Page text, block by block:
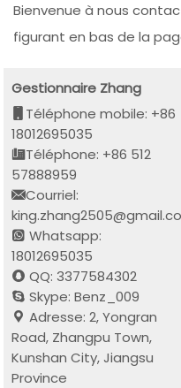
Bienvenue à nous
figurant en bas de la
Gestionnaire Zhang
Téléphone mobile: +86
18012695035
Téléphone: +86 512
57888959
Courriel:
Whatsapp:
18012695035
QQ: 3377584302
Skype: Benz_009
Adresse: 2, Yongran
Road, Zhangpu Town,
Kunshan City, Jiangsu
Province